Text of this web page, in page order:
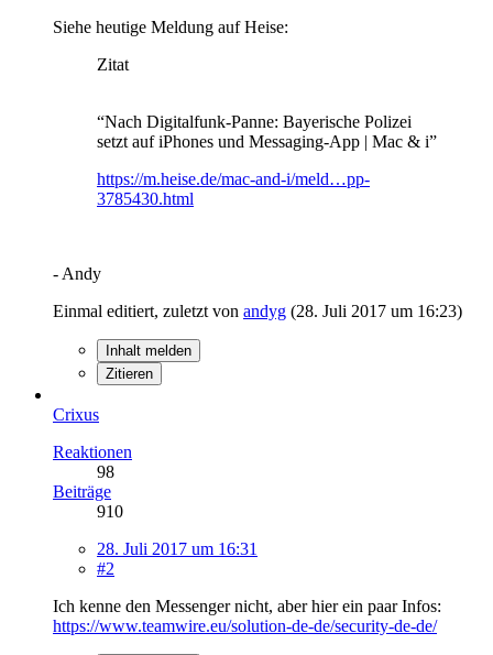
Siehe heutige Meldung auf Heise:
Zitat
“Nach Digitalfunk-Panne: Bayerische Polizei
setzt auf iPhones und Messaging-App | Mac & i”
https://m.heise.de/mac-and-i/meld…pp-
3785430.html
- Andy
Einmal editiert, zuletzt von andyg (28. Juli 2017 um 16:23)
Inhalt melden
Zitieren
Crixus
Reaktionen
98
Beiträge
910
28. Juli 2017 um 16:31
#2
Ich kenne den Messenger nicht, aber hier ein paar Infos:
https://www.teamwire.eu/solution-de-de/security-de-de/